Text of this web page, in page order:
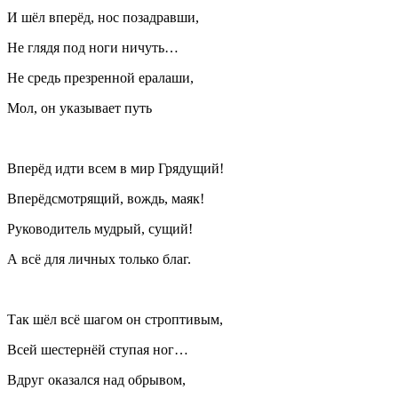
И шёл вперёд, нос позадравши,
Не глядя под ноги ничуть…
Не средь презренной ералаши,
Мол, он указывает путь
Вперёд идти всем в мир Грядущий!
Вперёдсмотрящий, вождь, маяк!
Руководитель мудрый, сущий!
А всё для личных только благ.
Так шёл всё шагом он строптивым,
Всей шестернёй ступая ног…
Вдруг оказался над обрывом,